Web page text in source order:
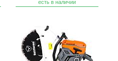
есть в наличии